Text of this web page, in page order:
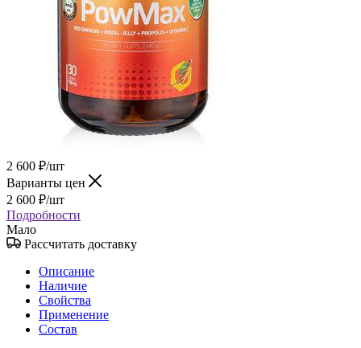
2 600 ₽/шт
Варианты цен
2 600 ₽/шт
Подробности
Мало
Рассчитать доставку
Описание
Наличие
Свойства
Применение
Состав